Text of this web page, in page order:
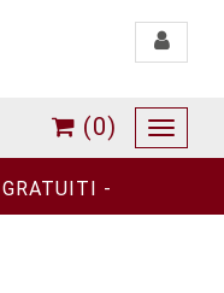
Toggle
Toggle
(0)
-